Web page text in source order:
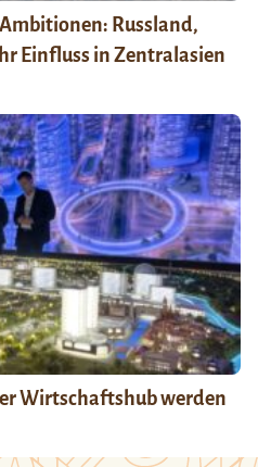
Russland,
Einfluss in Zentralasien
Wirtschaftshub werden